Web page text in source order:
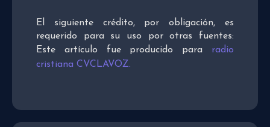
El siguiente crédito, por obligación, es
requerido para su uso por otras fuentes:
Este artículo fue producido para radio
cristiana CVCLAVOZ.